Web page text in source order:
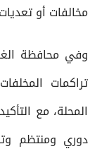
مخالفات أو
وفي محافظة
تراكمات
المحلة، مع
دوري ومنتظم